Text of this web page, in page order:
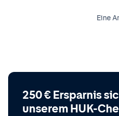
Eine
250 € Ersparnis
unserem HUK-